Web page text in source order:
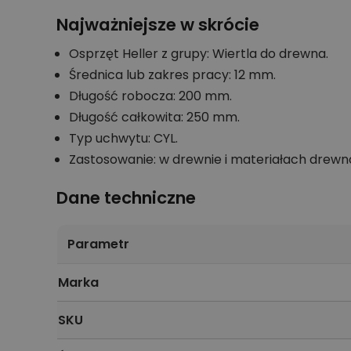
Najważniejsze w skrócie
Osprzęt Heller z grupy: Wiertla do drewna.
Średnica lub zakres pracy: 12 mm.
Długość robocza: 200 mm.
Długość całkowita: 250 mm.
Typ uchwytu: CYL.
Zastosowanie: w drewnie i materiałach
Dane techniczne
Parametr
Marka
SKU